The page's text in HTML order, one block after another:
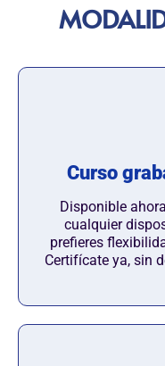
Curso
Disponible
cualquier
prefieres
Certifícate ya, sin